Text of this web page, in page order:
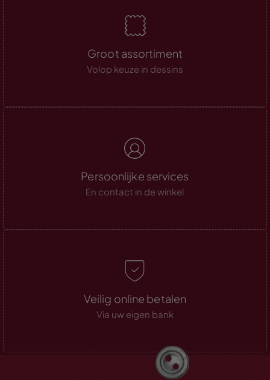
Groot assortiment
Volop keuze in dessins
Persoonlijke services
En contact in de winkel
Veilig online betalen
Via uw eigen bank